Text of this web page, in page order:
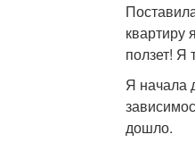
ползет! Я
Я начала
дошло.